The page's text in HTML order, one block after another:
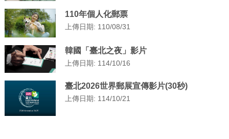
110年個人化郵票
上傳日期: 110/08/31
韓國「臺北之夜」影片
上傳日期: 114/10/16
臺北2026世界郵展宣傳影片(30秒)
上傳日期: 114/10/21